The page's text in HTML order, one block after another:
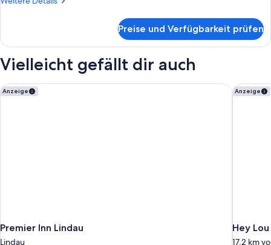
Einzelzimmer
Preise und Verfügbarkeit prüfen
Vielleicht gefällt dir auch
Anzeige
Premier Inn Lindau
Lindau
Premier Inn Lindau Anzeige
Hey
17,2 km
Hey